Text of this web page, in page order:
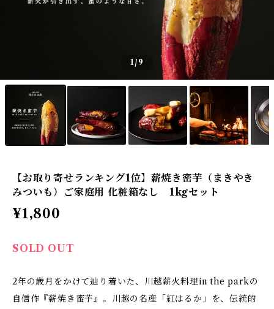
1/9
【お取り寄せランキング1位】薪焼き密芋（まきやき
みついも）ご家庭用 化粧箱なし 1kgセット
¥1,800
SOLD OUT
2年の歳月をかけて辿り着いた、川越薪火料理in the parkの
自信作『薪焼き蜜芋』。川越の名産「紅はるか」を、伝統的